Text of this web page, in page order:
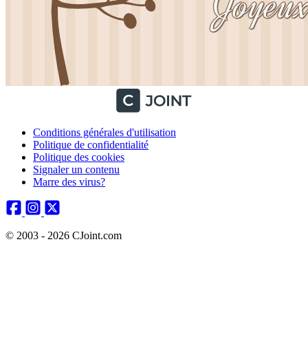
Conditions générales d'utilisation
Politique de confidentialité
Politique des cookies
Signaler un contenu
Marre des virus?
© 2003 - 2026 CJoint.com